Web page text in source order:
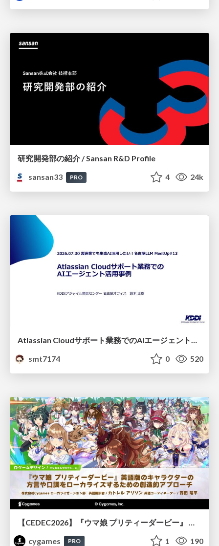
研究開発部の紹介 / Sansan R&D Profile
sansan33
PRO 4 24k
Atlassian Cloudサポート業務でのAIエージェント活用事例
smt7174
0 520
cygames
PRO 1 190